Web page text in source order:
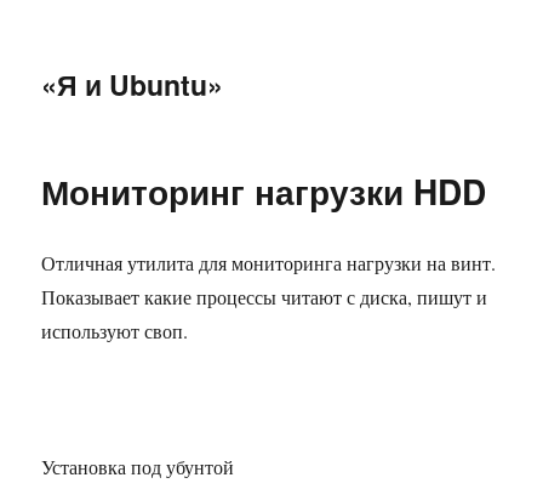
«Я и Ubuntu»
Мониторинг нагрузки HDD
Отличная утилита для мониторинга нагрузки на винт.
Показывает какие процессы читают с диска, пишут и
используют своп.
Установка под убунтой